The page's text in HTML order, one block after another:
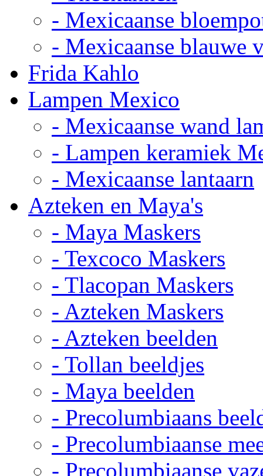
- Mexicaanse
- Mexicaanse blauwe
Frida Kahlo
Lampen Mexico
- Mexicaanse wand
- Lampen keramiek
- Mexicaanse lantaarn
Azteken en Maya's
- Maya Maskers
- Texcoco Maskers
- Tlacopan Maskers
- Azteken Maskers
- Azteken beelden
- Tollan beeldjes
- Maya beelden
- Precolumbiaans
- Precolumbiaanse
- Precolumbiaanse